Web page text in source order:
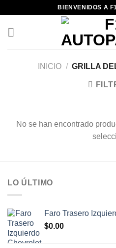
contenido
BIENVENIDOS A
INICIO / GRILLA
No se han encontrado
LO ÚLTIMO
Faro Trasero
$0.00